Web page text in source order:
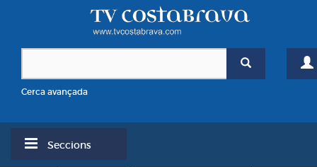
Cerca avançada
Seccions